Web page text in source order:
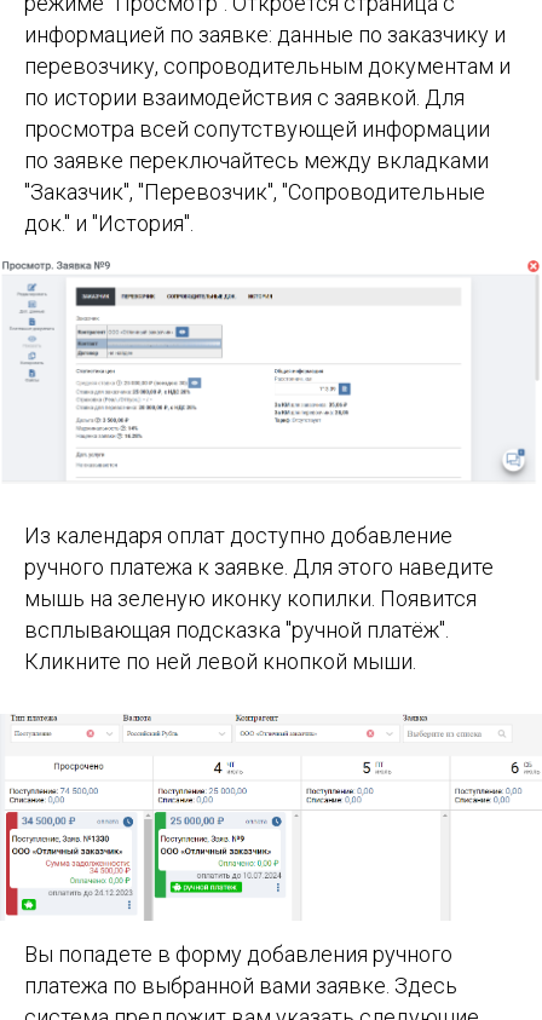
информацией по заявке: данные по заказчику и
перевозчику, сопроводительным документам и
по истории взаимодействия с заявкой. Для
просмотра всей сопутствующей информации
по заявке переключайтесь между вкладками
"Заказчик", "Перевозчик", "Сопроводительные
док." и "История".
Из календаря оплат доступно добавление
ручного платежа к заявке. Для этого наведите
мышь на зеленую иконку копилки. Появится
всплывающая подсказка "ручной платёж".
Кликните по ней левой кнопкой мыши.
Вы попадете в форму добавления ручного
платежа по выбранной вами заявке. Здесь